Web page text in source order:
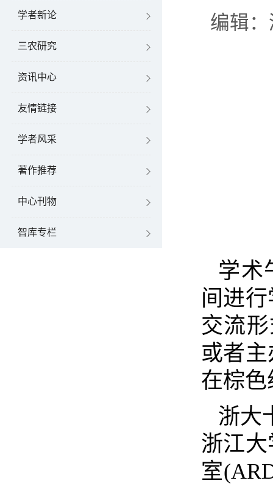
学者新论
三农研究
资讯中心
友情链接
学者风采
著作推荐
中心刊物
智库专栏
编辑
学术
间进
交流
或者
在棕
浙大
浙江
室